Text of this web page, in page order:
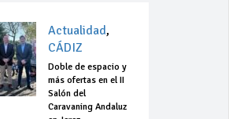
Actualidad,
CÁDIZ
Doble de espacio y
más ofertas en el II
Salón del
Caravaning Andaluz